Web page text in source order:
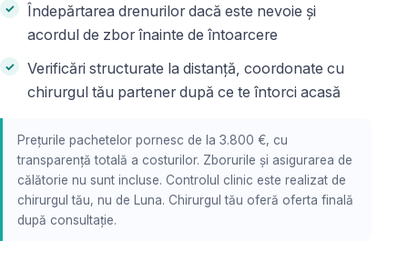
Îndepărtarea drenurilor dacă este nevoie și
acordul de zbor înainte de întoarcere
Verificări structurate la distanță, coordonate cu
chirurgul tău partener după ce te întorci acasă
Prețurile pachetelor pornesc de la 3.800 €, cu
transparență totală a costurilor. Zborurile și asigurarea de
călătorie nu sunt incluse. Controlul clinic este realizat de
chirurgul tău, nu de Luna. Chirurgul tău oferă oferta finală
după consultație.